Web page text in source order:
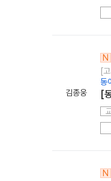
김종웅
N
[
동
[
N